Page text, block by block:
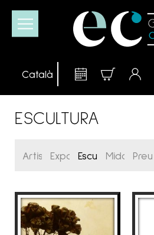
ESCULTURA